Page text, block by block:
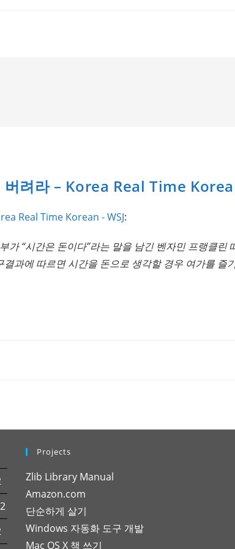
려라 – Korea Real Time
Real Time Korean - WSJ:
가 “시간은 돈이다”라는 말을 남긴 벤자민 프랭클린
결과에 따르면 시간을 돈으로 생각할 경우 여가를 즐
Projects
Zlib Library Manual
Amazon.com
단순하게 살기
Windows 자동화 도구 개발
Mac OS X 책 쓰기